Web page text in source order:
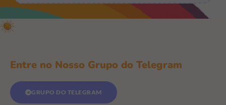
Entre no Nosso Grupo do Telegram
GRUPO DO TELEGRAM